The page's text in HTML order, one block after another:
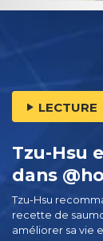
LECTURE
Tzu-Hsu
dans
Tzu-Hsu
recette de
améliorer sa vie